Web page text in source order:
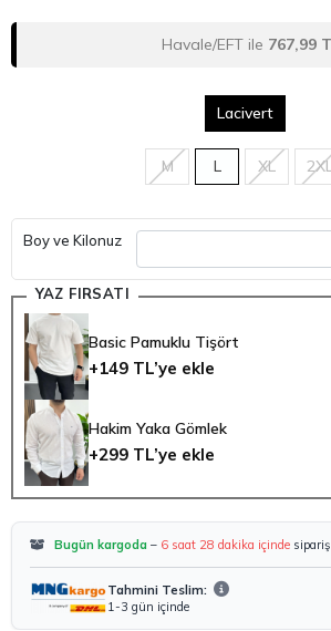
Havale/EFT ile 767,99
Lacivert
M L XL
Boy ve Kilonuz
YAZ FIRSATI
Basic Pamuklu Tişört
+149 TL’ye ekle
Hakim Yaka Gömlek
+299 TL’ye ekle
Bugün kargoda – 6 saat 28 dakika içinde
Tahmini Teslim:
1-3 gün içinde